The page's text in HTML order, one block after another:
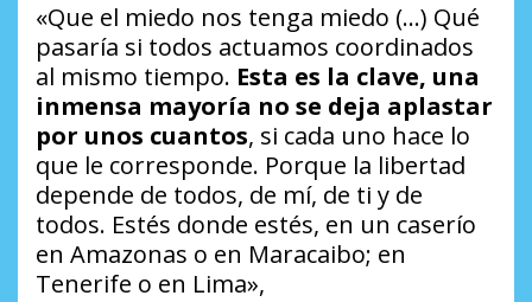
«Que el miedo nos tenga miedo (…) Qué
pasaría si todos actuamos coordinados
al mismo tiempo. Esta es la clave, una
inmensa mayoría no se deja aplastar
por unos cuantos, si cada uno hace lo
que le corresponde. Porque la libertad
depende de todos, de mí, de ti y de
todos. Estés donde estés, en un caserío
en Amazonas o en Maracaibo; en
Tenerife o en Lima»,